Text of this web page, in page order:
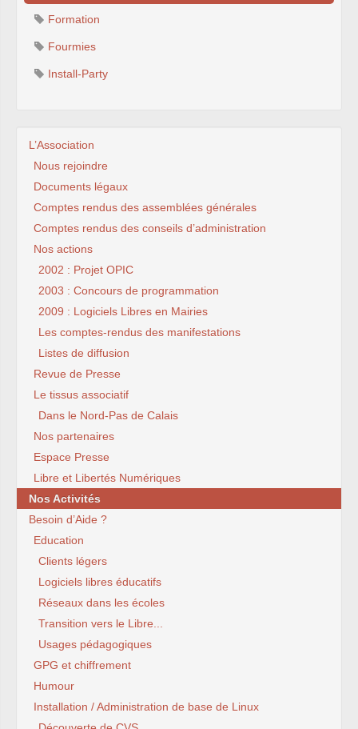
Formation
Fourmies
Install-Party
L’Association
Nous rejoindre
Documents légaux
Comptes rendus des assemblées générales
Comptes rendus des conseils d’administration
Nos actions
2002 : Projet OPIC
2003 : Concours de programmation
2009 : Logiciels Libres en Mairies
Les comptes-rendus des manifestations
Listes de diffusion
Revue de Presse
Le tissus associatif
Dans le Nord-Pas de Calais
Nos partenaires
Espace Presse
Libre et Libertés Numériques
Nos Activités
Besoin d’Aide ?
Education
Clients légers
Logiciels libres éducatifs
Réseaux dans les écoles
Transition vers le Libre...
Usages pédagogiques
GPG et chiffrement
Humour
Installation / Administration de base de Linux